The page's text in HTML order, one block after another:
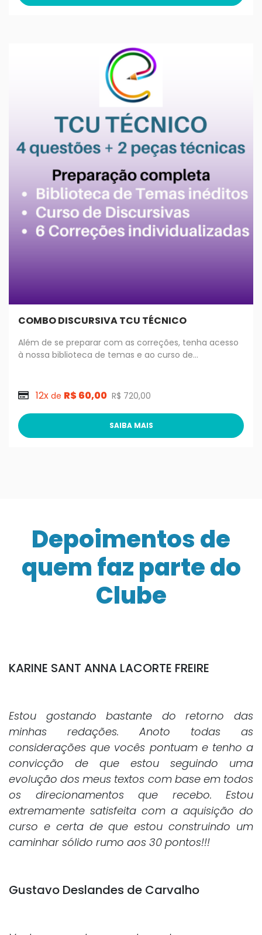
COMBO DISCURSIVA TCU TÉCNICO
Além de se preparar com as correções, tenha acesso
à nossa biblioteca de temas e ao curso de
12x de R$ 60,00 R$ 720,00
SAIBA MAIS
Depoimentos de
quem faz parte do
Clube
KARINE SANT ANNA LACORTE FREIRE
Estou gostando bastante do retorno das
minhas redações. Anoto todas as
considerações que vocês pontuam e tenho a
convicção de que estou seguindo uma
evolução dos meus textos com base em todos
os direcionamentos que recebo. Estou
extremamente satisfeita com a aquisição do
curso e certa de que estou construindo um
caminhar sólido rumo aos 30 pontos!!!
Gustavo Deslandes de Carvalho